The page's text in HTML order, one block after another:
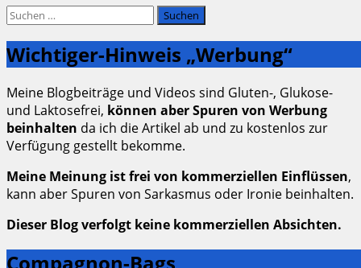
Suchen
Wichtiger-Hinweis „Werbung“
Meine Blogbeiträge und Videos sind Gluten-, Glukose-
und Laktosefrei, können aber Spuren von Werbung
beinhalten da ich die Artikel ab und zu kostenlos zur
Verfügung gestellt bekomme.
Meine Meinung ist frei von kommerziellen Einflüssen,
kann aber Spuren von Sarkasmus oder Ironie beinhalten.
Dieser Blog verfolgt keine kommerziellen Absichten.
Compagnon-Bags